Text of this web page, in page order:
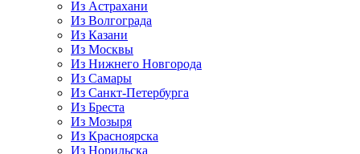
Из Астрахани
Из Волгограда
Из Казани
Из Москвы
Из Нижнего Новгорода
Из Самары
Из Санкт-Петербурга
Из Бреста
Из Мозыря
Из Красноярска
Из Норильска